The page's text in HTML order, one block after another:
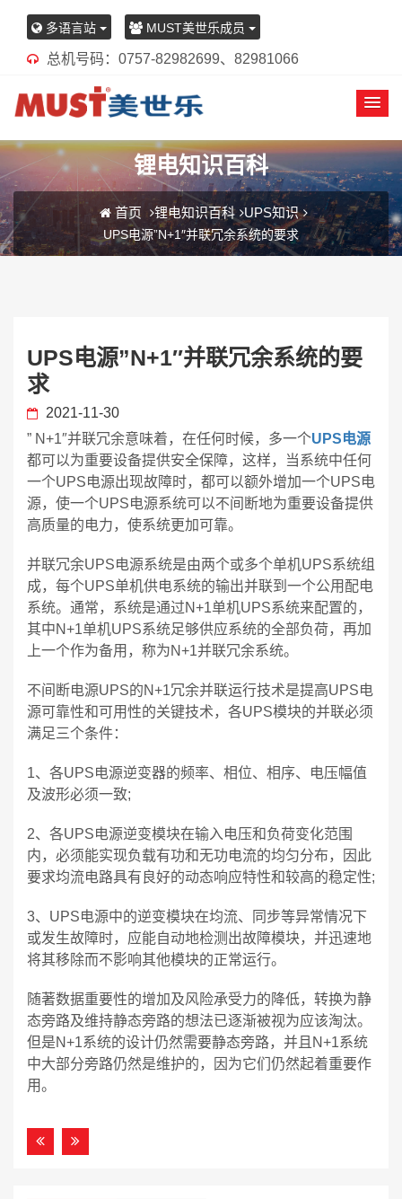
多语言站 MUST美世乐成员
总机号码：0757-82982699、82981066
锂电知识百科
首页 锂电知识百科 UPS知识
UPS电源”N+1″并联冗余系统的要求
UPS电源”N+1″并联冗余系统的要
求
2021-11-30
” N+1″并联冗余意味着，在任何时候，多一个UPS电源
都可以为重要设备提供安全保障，这样，当系统中任何
一个UPS电源出现故障时，都可以额外增加一个UPS电
源，使一个UPS电源系统可以不间断地为重要设备提供
高质量的电力，使系统更加可靠。
并联冗余UPS电源系统是由两个或多个单机UPS系统组
成，每个UPS单机供电系统的输出并联到一个公用配电
系统。通常，系统是通过N+1单机UPS系统来配置的，
其中N+1单机UPS系统足够供应系统的全部负荷，再加
上一个作为备用，称为N+1并联冗余系统。
不间断电源UPS的N+1冗余并联运行技术是提高UPS电
源可靠性和可用性的关键技术，各UPS模块的并联必须
满足三个条件：
1、各UPS电源逆变器的频率、相位、相序、电压幅值
及波形必须一致;
2、各UPS电源逆变模块在输入电压和负荷变化范围
内，必须能实现负载有功和无功电流的均匀分布，因此
要求均流电路具有良好的动态响应特性和较高的稳定性;
3、UPS电源中的逆变模块在均流、同步等异常情况下
或发生故障时，应能自动地检测出故障模块，并迅速地
将其移除而不影响其他模块的正常运行。
随著数据重要性的增加及风险承受力的降低，转换为静
态旁路及维持静态旁路的想法已逐渐被视为应该淘汰。
但是N+1系统的设计仍然需要静态旁路，并且N+1系统
中大部分旁路仍然是维护的，因为它们仍然起着重要作
用。